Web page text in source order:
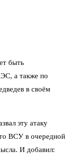
быть
а также по
в своём
эту атаку
ВСУ в очередной
И добавил: